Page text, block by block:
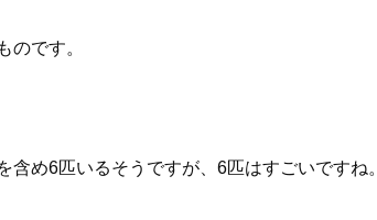
のです。
め6匹いるそうですが、6匹はすごいですね。